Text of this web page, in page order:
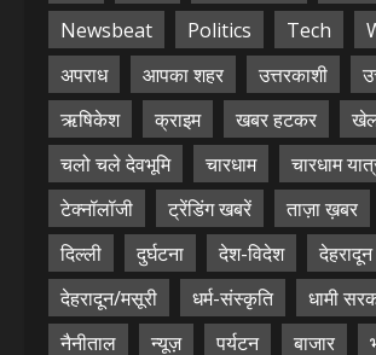
Newsbeat
Politics Tech
अपराध
आपका शहर उत्तरकाशी
ऋषिकेश
क्राइम खबर हटकर
चलो चले देवभूमि
चारधाम
चारधाम
टेक्नॉलॉजी
ट्रेंडिंग खबरें ताज़ा ख़बर
दिल्ली
दुर्घटना देश-विदेश
देहरादून
देहरादून/मसूरी
धर्म-संस्कृति
धामी
नैनीताल
न्यूज़ पर्यटन बाजार